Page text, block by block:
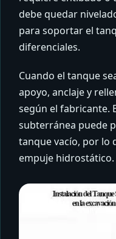
debe quedar
para soportar el
diferenciales.
Cuando el tanque
apoyo, anclaje y
según el fabricante.
subterránea puede
tanque vacío, por lo
empuje hidrostático.